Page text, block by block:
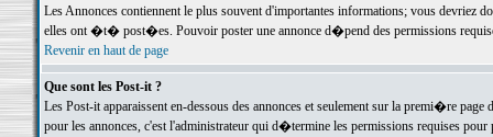
Les Annonces contiennent le plus souvent d'importantes informations; vous devriez
elles ont �t� post�es. Pouvoir poster une annonce d�pend des permissions
Revenir en haut de page
Que sont les Post-it ?
Les Post-it apparaissent en-dessous des annonces et seulement sur la premi�re
pour les annonces, c'est l'administrateur qui d�termine les permissions requises pour